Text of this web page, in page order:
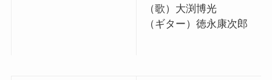
（歌）大渕博光
（ギター）徳永康次郎